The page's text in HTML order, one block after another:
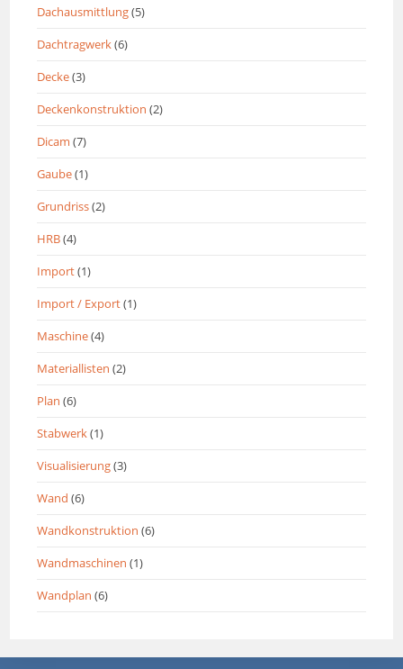
Dachausmittlung(5)
Dachtragwerk(6)
Decke(3)
Deckenkonstruktion (2)
Dicam (7)
Gaube(1)
Grundriss(2)
HRB(4)
Import(1)
Import / Export(1)
Maschine(4)
Materiallisten (2)
Plan (6)
Stabwerk(1)
Visualisierung(3)
Wand (6)
Wandkonstruktion (6)
Wandmaschinen (1)
Wandplan (6)